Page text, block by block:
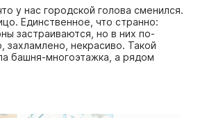
у нас городской голова сменился.
Единственное, что странно:
застраиваются, но в них по-
захламлено, некрасиво. Такой
башня-многоэтажка, а рядом